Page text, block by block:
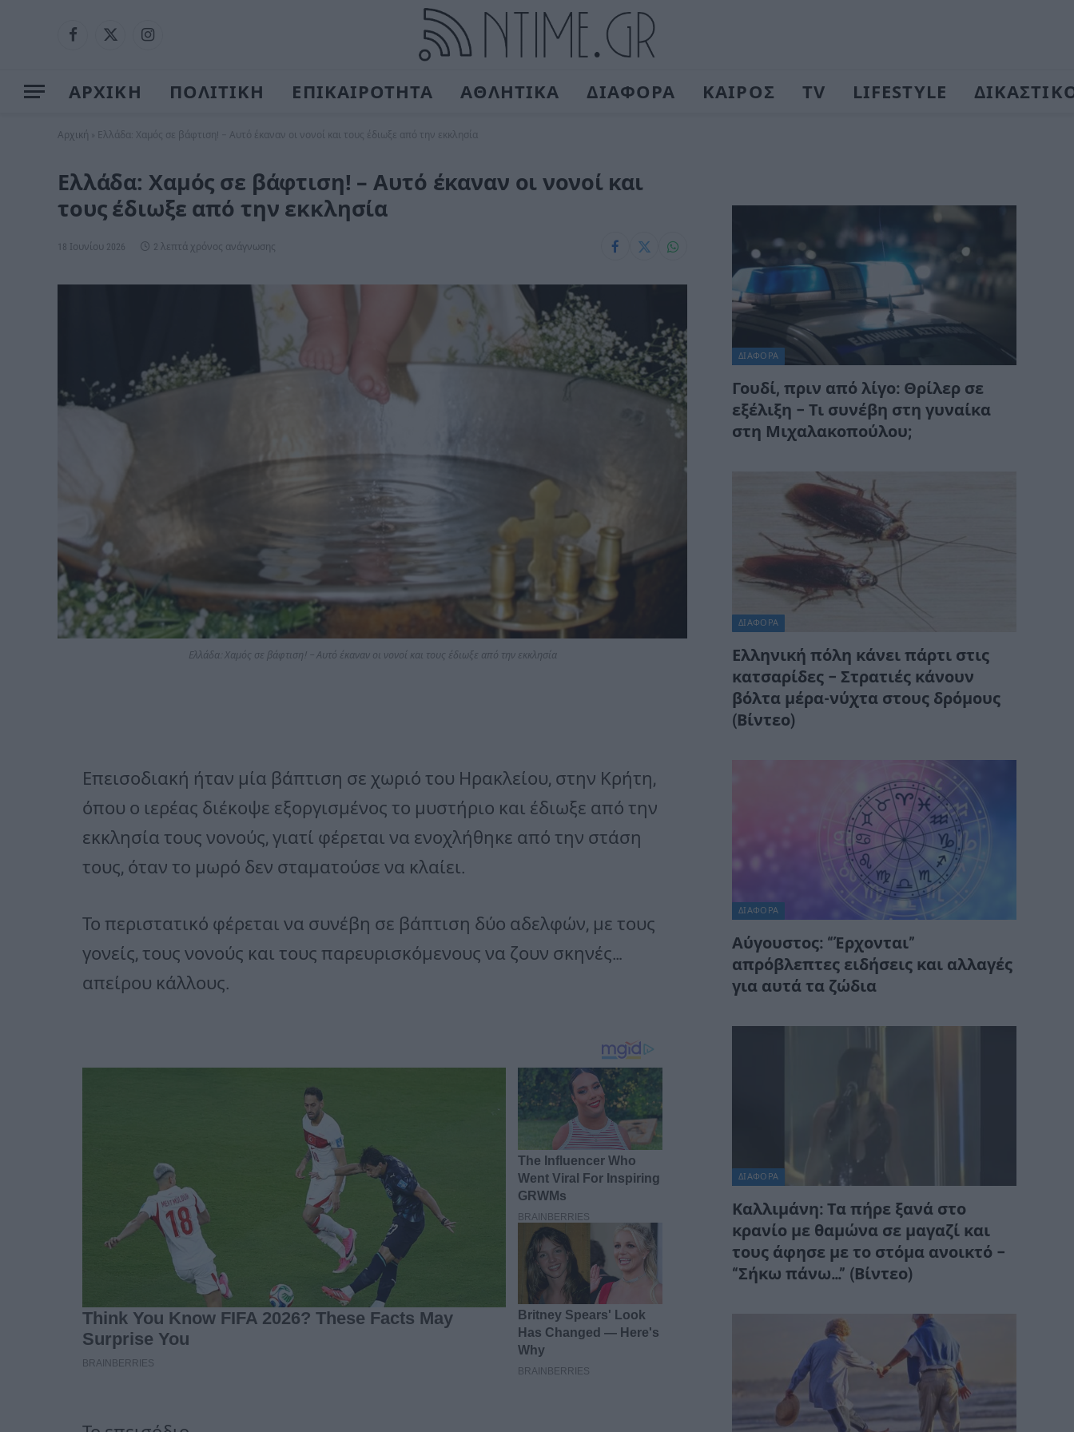
Facebook
X
Instagram
ΑΡΧΙΚΗ ΠΟΛΙΤΙΚΗ ΕΠΙΚΑΙΡΟΤΗΤΑ ΑΘΛΗΤΙΚΑ ΔΙΑΦΟΡΑ ΚΑΙΡΟΣ TV LIFESTYLE
Αρχική Ελλάδα: Χαμός σε βάφτιση! – Αυτό έκαναν οι νονοί και τους έδιωξε από την εκκλησία
Ελλάδα: Χαμός σε βάφτιση! – Αυτό έκαναν οι νονοί και
τους έδιωξε από την εκκλησία
18 Ιουνίου 2026 2 λεπτά χρόνος ανάγνωσης
Ελλάδα: Χαμός σε βάφτιση! – Αυτό έκαναν οι νονοί και τους έδιωξε από την εκκλησία
Επεισοδιακή ήταν μία βάπτιση σε χωριό του Ηρακλείου, στην Κρήτη,
όπου ο ιερέας διέκοψε εξοργισμένος το μυστήριο και έδιωξε από την
εκκλησία τους νονούς, γιατί φέρεται να ενοχλήθηκε από την στάση
τους, όταν το μωρό δεν σταματούσε να κλαίει.
Το περιστατικό φέρεται να συνέβη σε βάπτιση δύο αδελφών, με τους
γονείς, τους νονούς και τους παρευρισκόμενους να ζουν σκηνές…
απείρου κάλλους.
ΔΙΆΦΟΡΑ
Γουδί, πριν από λίγο: Θρίλερ σε
εξέλιξη – Τι συνέβη στη γυναίκα
στη Μιχαλακοπούλου;
ΔΙΆΦΟΡΑ
Ελληνική πόλη κάνει πάρτι στις
κατσαρίδες – Στρατιές κάνουν
βόλτα μέρα-νύχτα στους δρόμους
(Βίντεο)
ΔΙΆΦΟΡΑ
Αύγουστος: “Έρχονται”
απρόβλεπτες ειδήσεις και αλλαγές
για αυτά τα ζώδια
ΔΙΆΦΟΡΑ
Καλλιμάνη: Τα πήρε ξανά στο
κρανίο με θαμώνα σε μαγαζί και
τους άφησε με το στόμα ανοικτό –
“Σήκω πάνω…” (Βίντεο)